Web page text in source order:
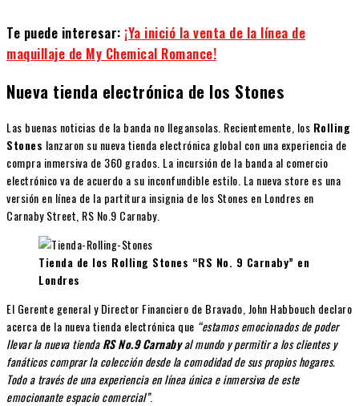
Te puede interesar: ¡Ya inició la venta de la línea de
maquillaje de My Chemical Romance!
Nueva tienda electrónica de los Stones
Las buenas noticias de la banda no llegansolas. Recientemente, los Rolling
Stones lanzaron su nueva tienda electrónica global con una experiencia de
compra inmersiva de 360 ​​grados. La incursión de la banda al comercio
electrónico va de acuerdo a su inconfundible estilo. La nueva store es una
versión en línea de la partitura insignia de los Stones en Londres en
Carnaby Street, RS No.9 Carnaby.
Tienda de los Rolling Stones “RS No. 9 Carnaby” en
Londres
El Gerente general y Director Financiero de Bravado, John Habbouch declaro
acerca de la nueva tienda electrónica que “estamos emocionados de poder
llevar la nueva tiendaRS No.9 Carnabyal mundo y permitir a los clientes y
fanáticos comprar la colección desde la comodidad de sus propios hogares.
Todo a través de una experiencia en línea única e inmersiva de este
emocionante espacio comercial”.